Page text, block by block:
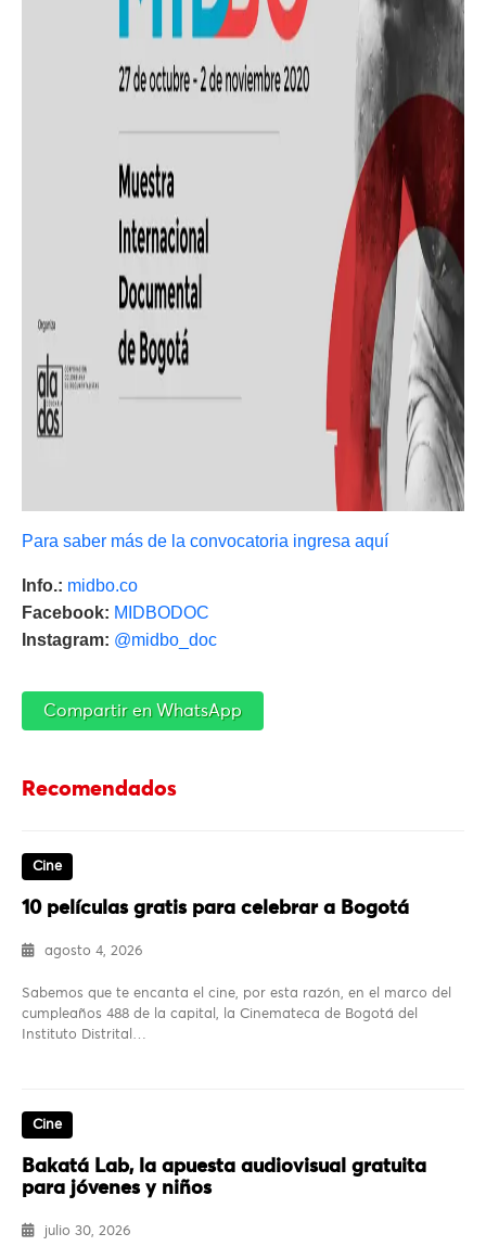
Para saber más de la convocatoria ingresa aquí
Info.: midbo.co
Facebook: MIDBODOC
Instagram: @midbo_doc
Compartir en WhatsApp
Recomendados
Cine
10 películas gratis para celebrar a Bogotá
agosto 4, 2026
Sabemos que te encanta el cine, por esta razón, en el marco del
cumpleaños 488 de la capital, la Cinemateca de Bogotá del
Instituto Distrital…
Cine
Bakatá Lab, la apuesta audiovisual gratuita
para jóvenes y niños
julio 30, 2026